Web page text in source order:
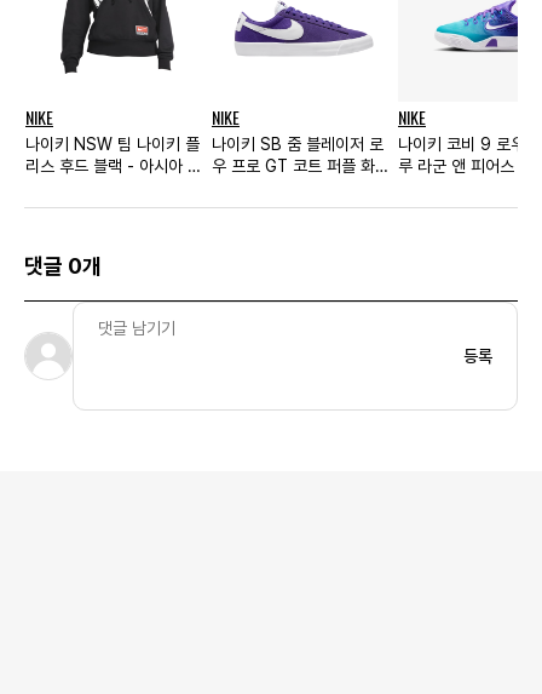
NIKE
나이키 NSW 팀 나이키 플
리스 후드 블랙 - 아시아 우
NIKE
나이키 SB 줌 블레이저 로
우 프로 GT 코트 퍼플 화이
NIKE
나이키 코비 9 로우
루 라군 앤 피어스 퍼
댓글 0개
등록